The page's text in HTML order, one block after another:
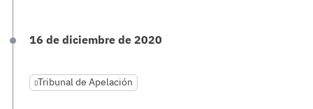
16 de diciembre de 2020
Tribunal de Apelación